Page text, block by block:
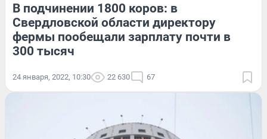
В подчинении 1800 коров: в
Свердловской области директору
фермы пообещали зарплату почти в
300 тысяч
24 января, 2022, 10:30 22 630 67